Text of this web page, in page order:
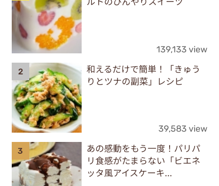
139,133 view
和えるだけで簡単！「きゅう
りとツナの副菜」レシピ
39,583 view
あの感動をもう一度！パリパ
リ食感がたまらない「ビエネ
ッタ風アイスケーキ...